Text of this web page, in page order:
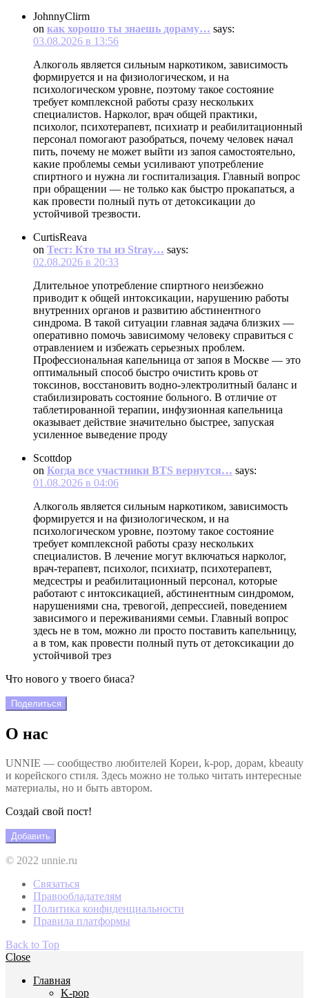
JohnnyClirm
on как хорошо ты знаешь дораму… says:
03.08.2026 в 13:56
Алкоголь является сильным наркотиком, зависимость
формируется и на физиологическом, и на
психологическом уровне, поэтому такое состояние
требует комплексной работы сразу нескольких
специалистов. Нарколог, врач общей практики,
психолог, психотерапевт, психиатр и реабилитационный
персонал помогают разобраться, почему человек начал
пить, почему не может выйти из запоя самостоятельно,
какие проблемы семьи усиливают употребление
спиртного и нужна ли госпитализация. Главный вопрос
при обращении — не только как быстро прокапаться, а
как провести полный путь от детоксикации до
устойчивой трезвости.
CurtisReava
on Тест: Кто ты из Stray… says:
02.08.2026 в 20:33
Длительное употребление спиртного неизбежно
приводит к общей интоксикации, нарушению работы
внутренних органов и развитию абстинентного
синдрома. В такой ситуации главная задача близких —
оперативно помочь зависимому человеку справиться с
отравлением и избежать серьезных проблем.
Профессиональная капельница от запоя в Москве — это
оптимальный способ быстро очистить кровь от
токсинов, восстановить водно-электролитный баланс и
стабилизировать состояние больного. В отличие от
таблетированной терапии, инфузионная капельница
оказывает действие значительно быстрее, запуская
усиленное выведение проду
Scottdop
on Когда все участники BTS вернутся… says:
01.08.2026 в 04:06
Алкоголь является сильным наркотиком, зависимость
формируется и на физиологическом, и на
психологическом уровне, поэтому такое состояние
требует комплексной работы сразу нескольких
специалистов. В лечение могут включаться нарколог,
врач-терапевт, психолог, психиатр, психотерапевт,
медсестры и реабилитационный персонал, которые
работают с интоксикацией, абстинентным синдромом,
нарушениями сна, тревогой, депрессией, поведением
зависимого и переживаниями семьи. Главный вопрос
здесь не в том, можно ли просто поставить капельницу,
а в том, как провести полный путь от детоксикации до
устойчивой трез
Что нового у твоего биаса?
Поделиться
О нас
UNNIE — сообщество любителей Кореи, k-pop, дорам, kbeauty
и корейского стиля. Здесь можно не только читать интересные
материалы, но и быть автором.
Создай свой пост!
Добавить
© 2022 unnie.ru
Связаться
Правообладателям
Политика конфиденциальности
Правила платформы
Back to Top
Close
Главная
K-pop